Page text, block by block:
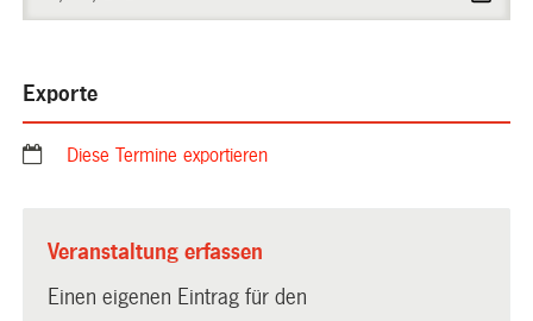
Exporte
Diese Termine exportieren
Veranstaltung erfassen
Einen eigenen Eintrag für den